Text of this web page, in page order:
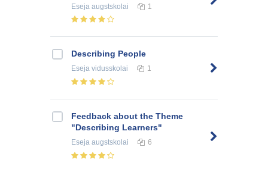
Eseja augstskolai 1
Describing People
Eseja vidusskolai 1
Feedback about the Theme
"Describing Learners"
Eseja augstskolai 6